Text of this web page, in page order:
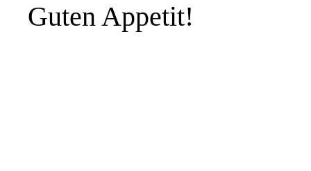
Guten Appetit!